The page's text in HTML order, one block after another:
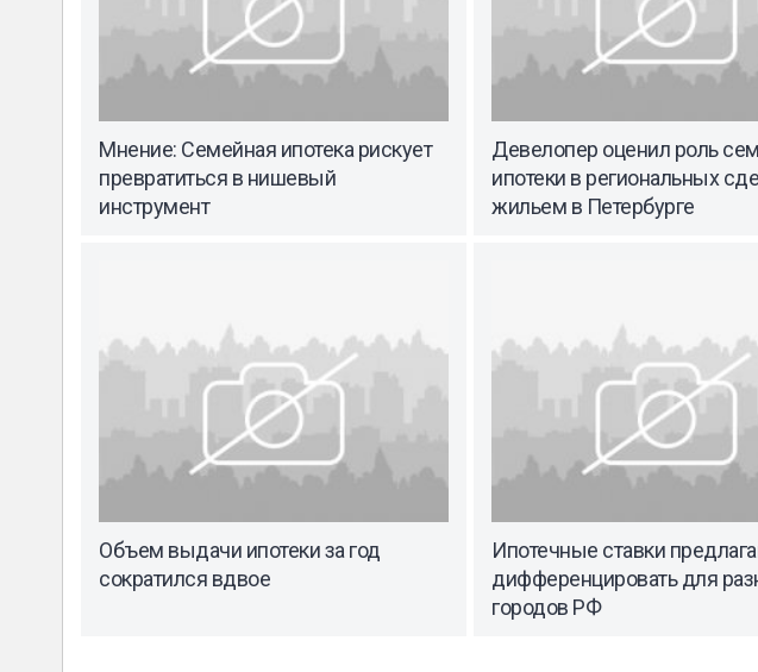
Мнение: Семейная ипотека рискует
превратиться в нишевый
инструмент
Девелопер оценил роль
ипотеки в региональных
жильем в Петербурге
Объем выдачи ипотеки за год
сократился вдвое
Ипотечные ставки
дифференцировать для
городов РФ